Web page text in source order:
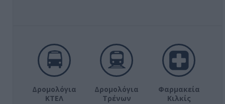
Δρομολόγια
ΚΤΕΛ
Δρομολόγια
Τρένων
Φαρμακεία
Κιλκίς